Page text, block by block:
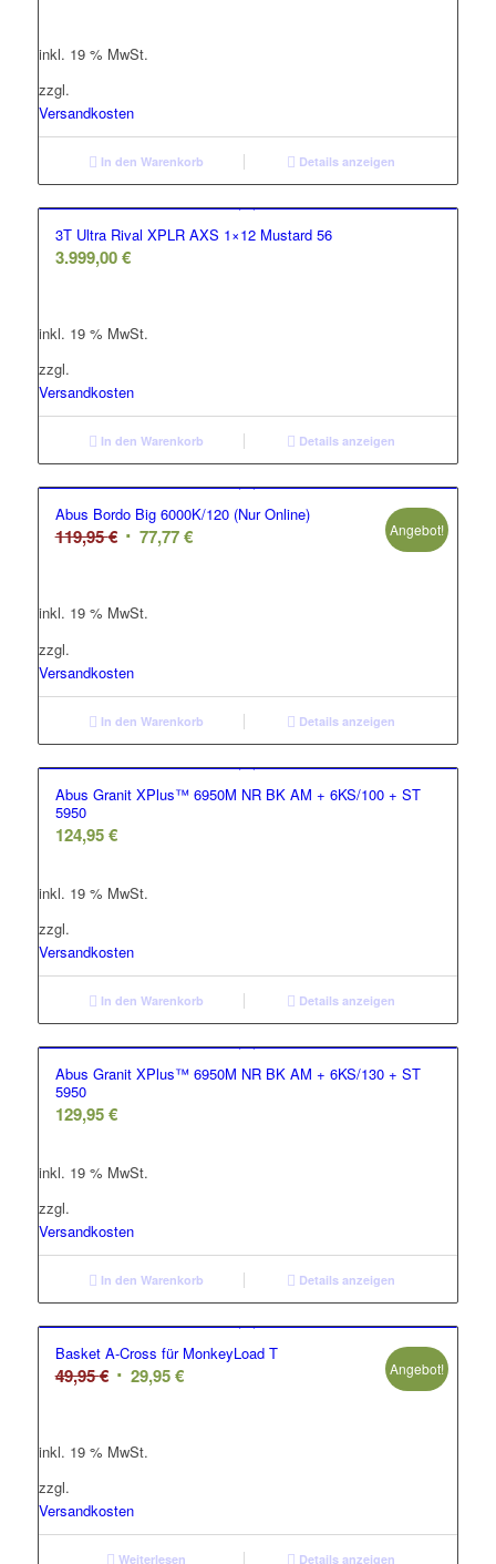
inkl. 19 % MwSt.
zzgl.
Versandkosten
In den Warenkorb Details anzeigen
3T Ultra Rival XPLR AXS 1×12 Mustard 56
3.999,00€
inkl. 19 % MwSt.
zzgl.
Versandkosten
In den Warenkorb Details anzeigen
Abus Bordo Big 6000K/120 (Nur Online)
119,95€ Ursprünglicher
119,95 €
77,77€Aktueller
Angebot!
inkl. 19 % MwSt.
zzgl.
Versandkosten
In den Warenkorb Details anzeigen
Abus Granit XPlus™ 6950M NR BK AM + 6KS/100 + ST
5950
124,95€
inkl. 19 % MwSt.
zzgl.
Versandkosten
In den Warenkorb Details anzeigen
Abus Granit XPlus™ 6950M NR BK AM + 6KS/130 + ST
5950
129,95€
inkl. 19 % MwSt.
zzgl.
Versandkosten
In den Warenkorb Details anzeigen
Basket A-Cross für MonkeyLoad T
49,95€ Ursprünglicher
49,95 €
29,95€Aktueller
Angebot!
inkl. 19 % MwSt.
zzgl.
Versandkosten
Weiterlesen Details anzeigen